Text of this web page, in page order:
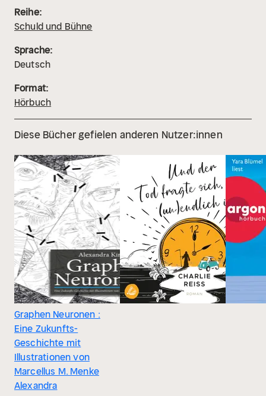
Reihe:
Schuld und Bühne
Sprache:
Deutsch
Format:
Hörbuch
Diese Bücher gefielen anderen Nutzer:innen
Graphen Neuronen :
Eine Zukunfts-
Geschichte mit
Illustrationen von
Marcellus M. Menke
Alexandra